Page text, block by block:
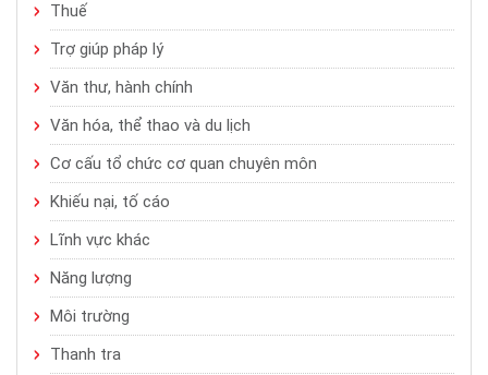
Thuế
Trợ giúp pháp lý
Văn thư, hành chính
Văn hóa, thể thao và du lịch
Cơ cấu tổ chức cơ quan chuyên môn
Khiếu nại, tố cáo
Lĩnh vực khác
Năng lượng
Môi trường
Thanh tra